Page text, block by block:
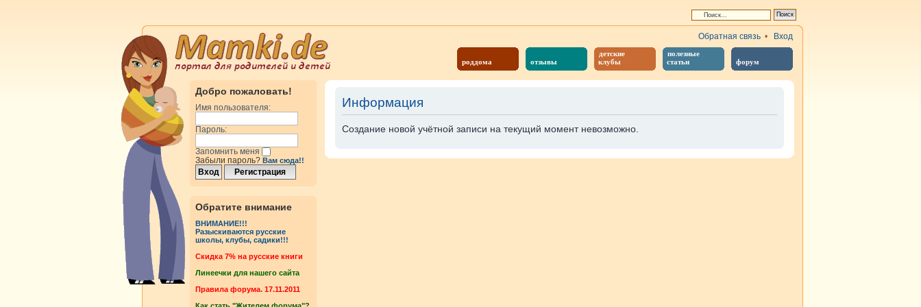
роддома отзывы
детские
клубы
полезные
статьи
форум
Обратная связь • Вход
Добро пожаловать!
Имя пользователя:
Пароль:
Запомнить меня
Забыли пароль? Вам сюда!!
Обратите внимание
ВНИМАНИЕ!!!
Разыскиваются русские
школы, клубы, садики!!!
Cкидка 7% на русские книги
Линеечки для нашего сайта
Правила форума. 17.11.2011
Информация
Создание новой учётной записи на текущий момент невозможно.